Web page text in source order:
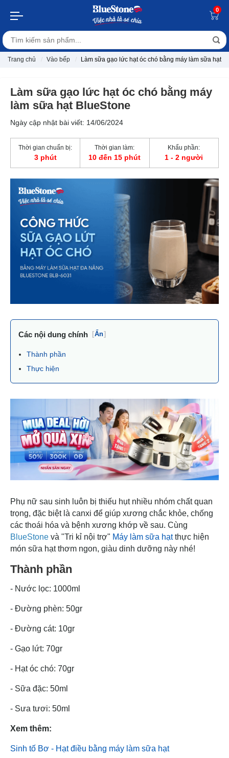
0
Trang chủ Vào bếp Làm sữa gạo lức hạt óc chó bằng máy làm sữa hạt
Làm sữa gạo lức hạt óc chó bằng máy
làm sữa hạt BlueStone
Ngày cập nhật bài viết: 14/06/2024
Thời gian chuẩn bị:
3 phút
Thời gian làm:
10 đến 15 phút
Khẩu phần:
1 - 2 người
Các nội dung chính [Ẩn]
Thành phần
Thực hiện
Phụ nữ sau sinh luôn bị thiếu hụt nhiều nhóm chất quan
trọng, đặc biệt là canxi để giúp xương chắc khỏe, chống
các thoái hóa và bệnh xương khớp về sau. Cùng
BlueStone và "Tri kỉ nội trợ" Máy làm sữa hạtthực hiện
món sữa hạt thơm ngon, giàu dinh dưỡng này nhé!
Thành phần
- Nước lọc: 1000ml
- Đường phèn: 50gr
- Đường cát: 10gr
- Gạo lứt: 70gr
- Hạt óc chó: 70gr
- Sữa đặc: 50ml
- Sưa tươi: 50ml
Xem thêm:
Sinh tố Bơ - Hạt điều bằng máy làm sữa hạt